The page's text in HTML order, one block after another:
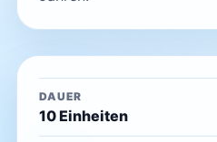
DAUER
10 Einheiten